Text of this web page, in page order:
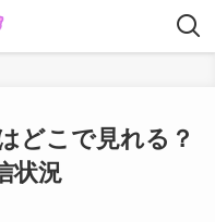
どこで見れる？
状況